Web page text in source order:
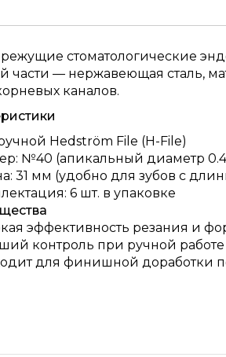
стоматологические
части — нержавеющая сталь,
каналов.
Hedström File (H-File)
№40 (апикальный диаметр
31 мм (удобно для зубов с
6 шт. в упаковке
эффективность резания и
контроль при ручной
для финишной доработки